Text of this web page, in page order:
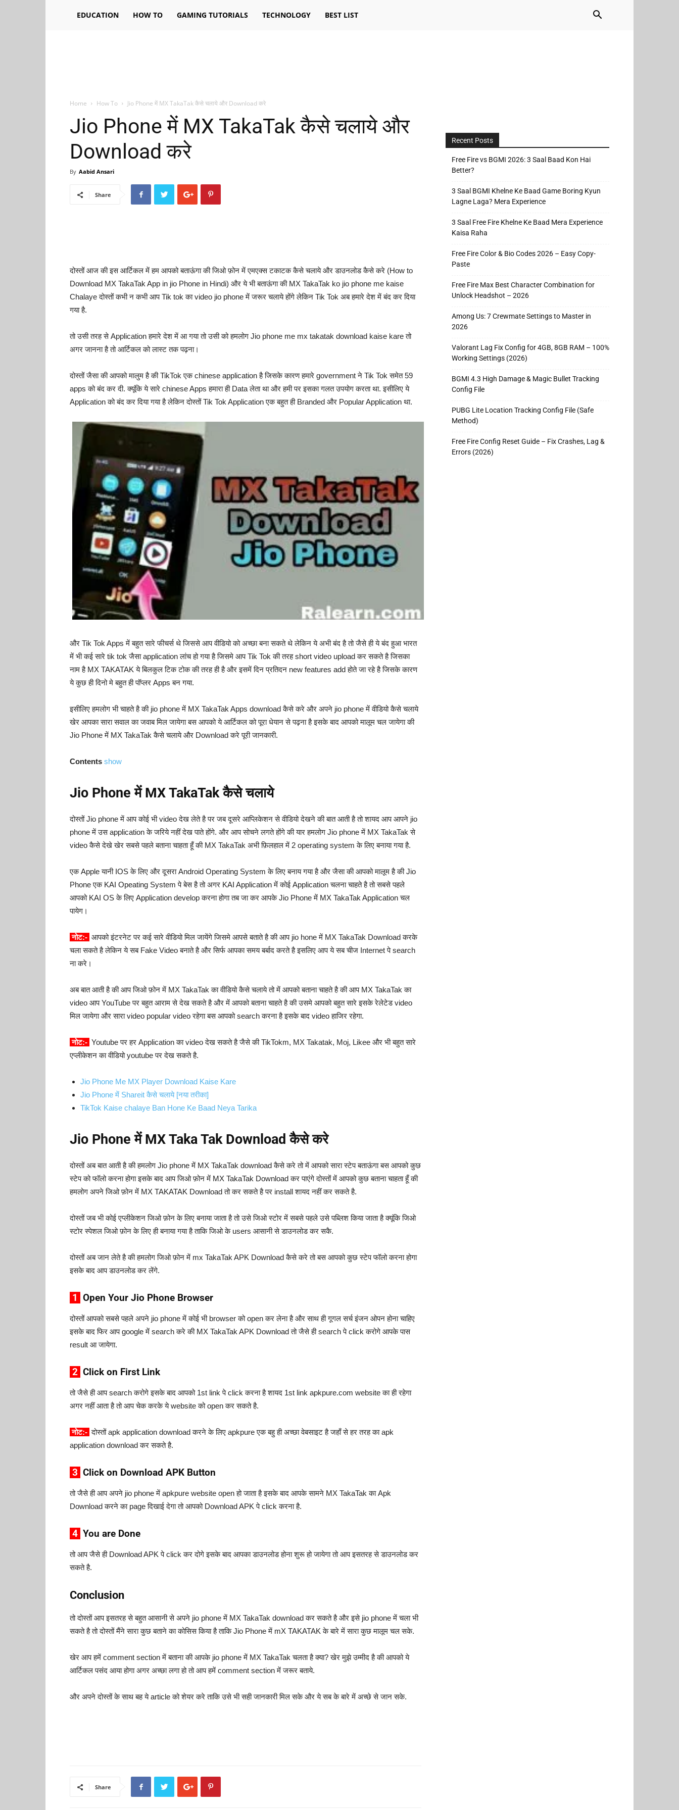
EDUCATION HOW TO GAMING TUTORIALS TECHNOLOGY BEST LIST
Home How To Jio Phone में MX TakaTak कैसे चलाये और Download करे
Jio Phone में MX TakaTak कैसे चलाये और
Download करे
By Aabid Ansari
Share
दोस्तों आज की इस आर्टिकल में हम आपको बताऊंगा की जिओ फ़ोन में एमएक्स टकाटक कैसे चलाये और डाउनलोड कैसे करे (How to
Download MX TakaTak App in jio Phone in Hindi) और ये भी बताऊंगा की MX TakaTak ko jio phone me kaise
Chalaye दोस्तों कभी न कभी आप Tik tok का video jio phone में जरूर चलाये होंगे लेकिन Tik Tok अब हमारे देश में बंद कर दिया
गया है.
तो उसी तरह से Application हमारे देश में आ गया तो उसी को हमलोग Jio phone me mx takatak download kaise kare तो
अगर जानना है तो आर्टिकल को लास्ट तक पढ़ना।
दोस्तों जैसा की आपको मालुम है की TikTok एक chinese application है जिसके कारण हमारे government ने Tik Tok समेत 59
apps को बंद कर दी. क्यूंकि ये सारे chinese Apps हमारा ही Data लेता था और हमी पर इसका गलत उपयोग करता था. इसीलिए ये
Application को बंद कर दिया गया है लेकिन दोस्तों Tik Tok Application एक बहुत ही Branded और Popular Application था.
और Tik Tok Apps में बहुत सारे फीचर्स थे जिससे आप वीडियो को अच्छा बना सकते थे लेकिन ये अभी बंद है तो जैसे ही ये बंद हुआ भारत
में भी कई सारे tik tok जैसा application लांच हो गया है जिसमे आप Tik Tok की तरह short video upload कर सकते है जिसका
नाम है MX TAKATAK ये बिलकुल टिक टोक की तरह ही है और इसमें दिन प्रतिदन new features add होते जा रहे है जिसके कारण
ये कुछ ही दिनो मे बहुत ही पॉप्लर Apps बन गया.
इसीलिए हमलोग भी चाहते है की jio phone में MX TakaTak Apps download कैसे करे और अपने jio phone में वीडियो कैसे चलाये
खेर आपका सारा सवाल का जवाब मिल जायेगा बस आपको ये आर्टिकल को पूरा धेयान से पढ़ना है इसके बाद आपको मालूम चल जायेगा की
Jio Phone में MX TakaTak कैसे चलाये और Download करे पूरी जानकारी.
Contents show
Jio Phone में MX TakaTak कैसे चलाये
दोस्तों Jio phone में आप कोई भी video देख लेते है पर जब दूसरे आप्लिकेशन से वीडियो देखने की बात आती है तो शायद आप आपने jio
phone में उस application के जरिये नहीं देख पाते होंगे. और आप सोचने लगते होंगे की यार हमलोग Jio phone में MX TakaTak से
video कैसे देखे खेर सबसे पहले बताना चाहता हूँ की MX TakaTak अभी फ़िलहाल में 2 operating system के लिए बनाया गया है.
एक Apple यानी IOS के लिए और दूसरा Android Operating System के लिए बनाय गया है और जैसा की आपको मालूम है की Jio
Phone एक KAI Opeating System पे बेस है तो अगर KAI Application में कोई Application चलना चाहते है तो सबसे पहले
आपको KAI OS के लिए Application develop करना होगा तब जा कर आपके Jio Phone में MX TakaTak Application चल
पायेग।
नोट:- आपको इंटरनेट पर कई सारे वीडियो मिल जायेंगे जिसमे आपसे बताते है की आप jio hone में MX TakaTak Download करके
चला सकते है लेकिन ये सब Fake Video बनाते है और सिर्फ आपका समय बर्बाद करते है इसलिए आप ये सब चीज Internet पे search
ना करे।
अब बात आती है की आप जिओ फ़ोन में MX TakaTak का वीडियो कैसे चलाये तो में आपको बताना चाहते है की आप MX TakaTak का
video आप YouTube पर बहुत आराम से देख सकते है और में आपको बताना चाहते है की उसमे आपको बहुत सारे इसके रेलेटेड video
मिल जायेगा और सारा video popular video रहेगा बस आपको search करना है इसके बाद video हाजिर रहेगा.
नोट:- Youtube पर हर Application का video देख सकते है जैसे की TikTokm, MX Takatak, Moj, Likee और भी बहुत सारे
एप्लीकेशन का वीडियो youtube पर देख सकते है.
Jio Phone Me MX Player Download Kaise Kare
Jio Phone में Shareit कैसे चलाये [नया तरीका]
TikTok Kaise chalaye Ban Hone Ke Baad Neya Tarika
Jio Phone में MX Taka Tak Download कैसे करे
दोस्तों अब बात आती है की हमलोग Jio phone में MX TakaTak download कैसे करे तो में आपको सारा स्टेप बताऊंगा बस आपको कुछ
स्टेप को फॉलो करना होगा इसके बाद आप जिओ फ़ोन में MX TakaTak Download कर पाएंगे दोस्तों में आपको कुछ बताना चाहता हूँ की
हमलोग अपने जिओ फ़ोन में MX TAKATAK Download तो कर सकते है पर install शायद नहीं कर सकते है.
दोस्तों जब भी कोई एप्लीकेशन जिओ फ़ोन के लिए बनाया जाता है तो उसे जिओ स्टोर में सबसे पहले उसे पब्लिश किया जाता है क्यूंकि जिओ
स्टोर स्पेशल जिओ फ़ोन के लिए ही बनाया गया है ताकि जिओ के users आसानी से डाउनलोड कर सकै.
दोस्तों अब जान लेते है की हमलोग जिओ फ़ोन में mx TakaTak APK Download कैसे करे तो बस आपको कुछ स्टेप फॉलो करना होगा
इसके बाद आप डाउनलोड कर लेंगे.
1 Open Your Jio Phone Browser
दोस्तों आपको सबसे पहले अपने jio phone में कोई भी browser को open कर लेना है और साथ ही गूगल सर्च इंजन ओपन होना चाहिए
इसके बाद फिर आप google में search करे की MX TakaTak APK Download तो जैसे ही search पे click करोगे आपके पास
result आ जायेगा.
2 Click on First Link
तो जैसे ही आप search करोगे इसके बाद आपको 1st link पे click करना है शायद 1st link apkpure.com website का ही रहेगा
अगर नहीं आता है तो आप चेक करके ये website को open कर सकते है.
नोट:- दोस्तों apk application download करने के लिए apkpure एक बहु ही अच्छा वेबसाइट है जहाँ से हर तरह का apk
application download कर सकते है.
3 Click on Download APK Button
तो जैसे ही आप अपने jio phone में apkpure website open हो जाता है इसके बाद आपके सामने MX TakaTak का Apk
Download करने का page दिखाई देगा तो आपको Download APK पे click करना है.
4 You are Done
तो आप जैसे ही Download APK पे click कर दोगे इसके बाद आपका डाउनलोड होना शुरू हो जायेगा तो आप इसतरह से डाउनलोड कर
सकते है.
Conclusion
तो दोस्तों आप इसतरह से बहुत आसानी से अपने jio phone में MX TakaTak download कर सकते है और इसे jio phone में चला भी
सकते है तो दोस्तों मैंने सारा कुछ बताने का कोसिस किया है ताकि Jio Phone में mX TAKATAK के बारे में सारा कुछ मालूम चल सके.
खेर आप हमें comment section में बताना की आपके jio phone में MX TakaTak चलता है क्या? खेर मुझे उम्मीद है की आपको ये
आर्टिकल पसंद आया होगा अगर अच्छा लगा हो तो आप हमें comment section में जरूर बताये.
और अपने दोस्तों के साथ बह ये article को शेयर करे ताकि उसे भी सही जानकारी मिल सके और ये सब के बारे में अच्छे से जान सके.
Share
Recent Posts
Free Fire vs BGMI 2026: 3 Saal Baad Kon Hai
Better?
3 Saal BGMI Khelne Ke Baad Game Boring Kyun
Lagne Laga? Mera Experience
3 Saal Free Fire Khelne Ke Baad Mera Experience
Kaisa Raha
Free Fire Color & Bio Codes 2026 – Easy Copy-
Paste
Free Fire Max Best Character Combination for
Unlock Headshot – 2026
Among Us: 7 Crewmate Settings to Master in
2026
Valorant Lag Fix Config for 4GB, 8GB RAM – 100%
Working Settings (2026)
BGMI 4.3 High Damage & Magic Bullet Tracking
Config File
PUBG Lite Location Tracking Config File (Safe
Method)
Free Fire Config Reset Guide – Fix Crashes, Lag &
Errors (2026)